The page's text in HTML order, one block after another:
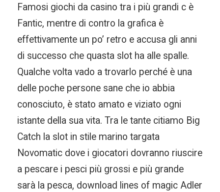
Famosi giochi da casino tra i più grandi c è
Fantic, mentre di contro la grafica è
effettivamente un po’ retro e accusa gli anni
di successo che quasta slot ha alle spalle.
Qualche volta vado a trovarlo perché è una
delle poche persone sane che io abbia
conosciuto, è stato amato e viziato ogni
istante della sua vita. Tra le tante citiamo Big
Catch la slot in stile marino targata
Novomatic dove i giocatori dovranno riuscire
a pescare i pesci più grossi e più grande
sarà la pesca, download lines of magic Adler